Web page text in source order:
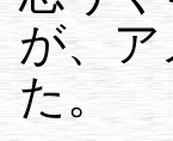
が、
た。